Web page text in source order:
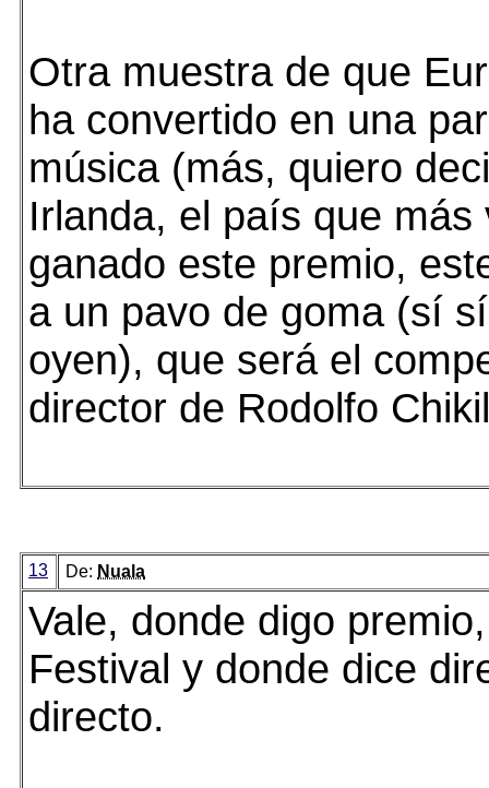
Otra muestra de que
ha convertido en una
música (más, quiero
Irlanda, el país que más
ganado este premio,
a un pavo de goma (sí
oyen), que será el
director de Rodolfo
13 De: Nuala
Vale, donde digo
Festival y donde dice
directo.